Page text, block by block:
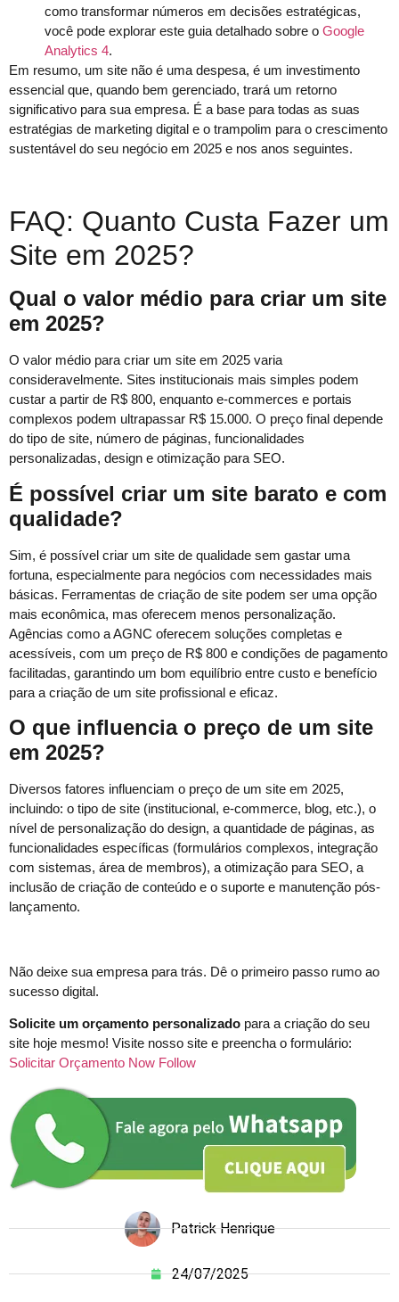
como transformar números em decisões estratégicas,
você pode explorar este guia detalhado sobre o Google
Analytics 4.
Em resumo, um site não é uma despesa, é um investimento
essencial que, quando bem gerenciado, trará um retorno
significativo para sua empresa. É a base para todas as suas
estratégias de marketing digital e o trampolim para o crescimento
sustentável do seu negócio em 2025 e nos anos seguintes.
FAQ: Quanto Custa Fazer um
Site em 2025?
Qual o valor médio para criar um site
em 2025?
O valor médio para criar um site em 2025 varia
consideravelmente. Sites institucionais mais simples podem
custar a partir de R$ 800, enquanto e-commerces e portais
complexos podem ultrapassar R$ 15.000. O preço final depende
do tipo de site, número de páginas, funcionalidades
personalizadas, design e otimização para SEO.
É possível criar um site barato e com
qualidade?
Sim, é possível criar um site de qualidade sem gastar uma
fortuna, especialmente para negócios com necessidades mais
básicas. Ferramentas de criação de site podem ser uma opção
mais econômica, mas oferecem menos personalização.
Agências como a AGNC oferecem soluções completas e
acessíveis, com um preço de R$ 800 e condições de pagamento
facilitadas, garantindo um bom equilíbrio entre custo e benefício
para a criação de um site profissional e eficaz.
O que influencia o preço de um site
em 2025?
Diversos fatores influenciam o preço de um site em 2025,
incluindo: o tipo de site (institucional, e-commerce, blog, etc.), o
nível de personalização do design, a quantidade de páginas, as
funcionalidades específicas (formulários complexos, integração
com sistemas, área de membros), a otimização para SEO, a
inclusão de criação de conteúdo e o suporte e manutenção pós-
lançamento.
Não deixe sua empresa para trás. Dê o primeiro passo rumo ao
sucesso digital.
Solicite um orçamento personalizado para a criação do seu
site hoje mesmo! Visite nosso site e preencha o formulário:
Solicitar Orçamento Now Follow
Patrick Henrique
24/07/2025